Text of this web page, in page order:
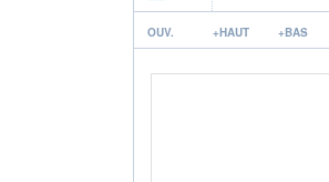
OUV. +HAUT +BAS